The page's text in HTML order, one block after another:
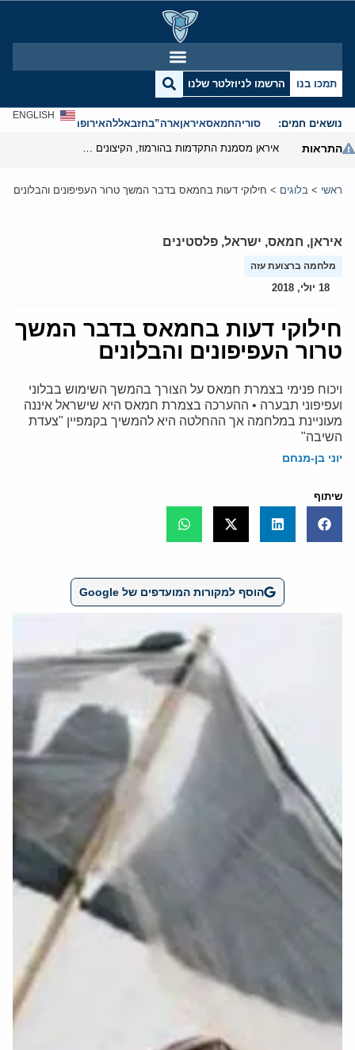
תמכו בנו הרשמו לניוזלטר שלנו
נושאים חמים: סוריהחמאסאיראןארה”בחזבאללהאירופהאנטישמיות
ENGLISH
התראות
ראשי > בלוגים > חילוקי דעות בחמאס בדבר המשך טרור העפיפונים והבלונים
איראן, חמאס, ישראל, פלסטינים
מלחמה ברצועת עזה
18 יולי, 2018
חילוקי דעות בחמאס בדבר המשך
טרור העפיפונים והבלונים
ויכוח פנימי בצמרת חמאס על הצורך בהמשך השימוש בבלוני
ועפיפוני תבערה • ההערכה בצמרת חמאס היא שישראל איננה
מעוניינת במלחמה אך ההחלטה היא להמשיך בקמפיין "צעדת
השיבה"
יוני בן-מנחם
שיתוף
הוסף למקורות המועדפים של Google